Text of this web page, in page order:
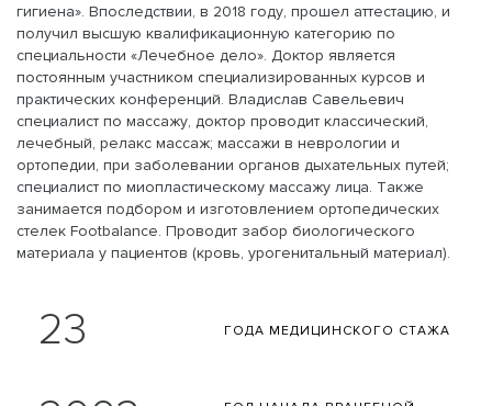
гигиена». Впоследствии, в 2018 году, прошел аттестацию, и
получил высшую квалификационную категорию по
специальности «Лечебное дело». Доктор является
постоянным участником специализированных курсов и
практических конференций. Владислав Савельевич
специалист по массажу, доктор проводит классический,
лечебный, релакс массаж; массажи в неврологии и
ортопедии, при заболевании органов дыхательных путей;
специалист по миопластическому массажу лица. Также
занимается подбором и изготовлением ортопедических
стелек Footbalance. Проводит забор биологического
материала у пациентов (кровь, урогенитальный материал).
23 ГОДА МЕДИЦИНСКОГО СТАЖА